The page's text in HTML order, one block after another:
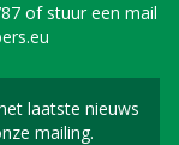
of stuur een mail
laatste nieuws
mailing.
in voor onze